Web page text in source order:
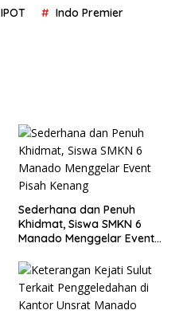
IPOT Indo Premier
Sederhana dan Penuh
Khidmat, Siswa SMKN 6
Manado Menggelar Event